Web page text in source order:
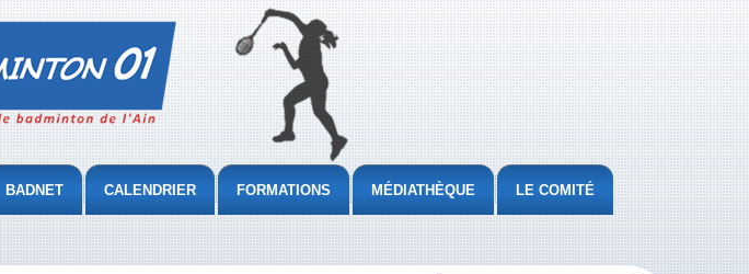
BADNET CALENDRIER FORMATIONS MÉDIATHÈQUE LE COMITÉ